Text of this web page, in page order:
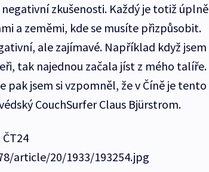
zkušenosti. Každý je totiž úplně
a zeměmi, kde se musíte přizpůsobit.
ale zajímavé. Například když jsem
tak najednou začala jíst z mého talíře.
jsem si vzpomněl, že v Číně je tento
CouchSurfer Claus Bjürstrom.
article/20/1933/193254.jpg